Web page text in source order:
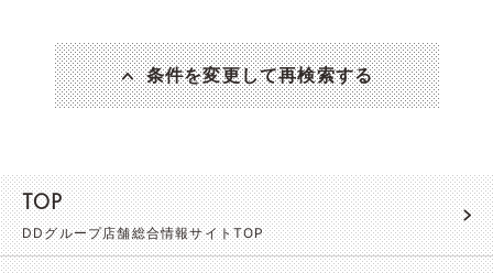
条件を変更して再検索する
TOP
DDグループ店舗総合情報サイトTOP